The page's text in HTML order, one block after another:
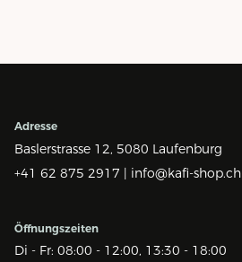
Adresse
Baslerstrasse 12, 5080 Laufenburg
+41 62 875 2917 | info@kafi-shop.ch
Öffnungszeiten
Di - Fr: 08:00 - 12:00, 13:30 - 18:00